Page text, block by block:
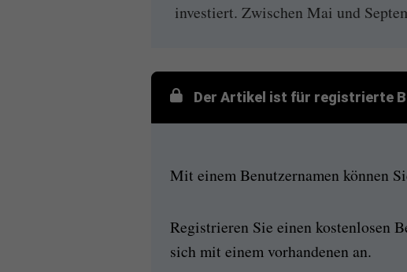
investiert. Zwischen Mai und
Der Artikel ist für registrierte
Mit einem Benutzernamen können
Registrieren Sie einen kostenlosen
sich mit einem vorhandenen an.